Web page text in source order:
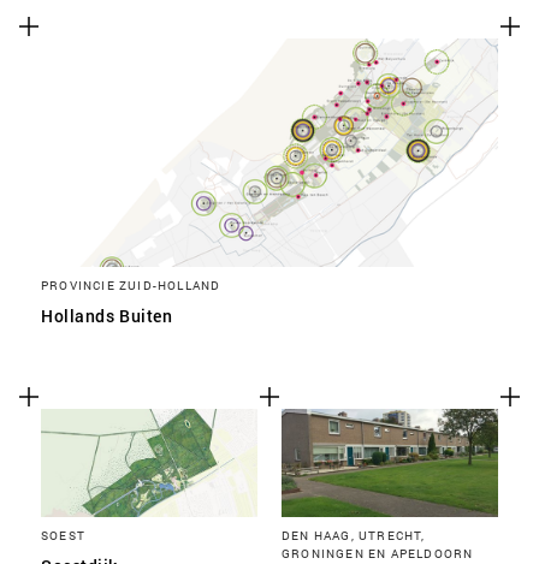
PROVINCIE ZUID-HOLLAND
Hollands Buiten
SOEST
DEN HAAG, UTRECHT,
GRONINGEN EN APELDOORN